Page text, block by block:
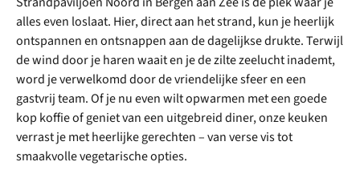
alles even loslaat. Hier, direct aan het strand, kun je heerlijk
ontspannen en ontsnappen aan de dagelijkse drukte. Terwijl
de wind door je haren waait en je de zilte zeelucht inademt,
word je verwelkomd door de vriendelijke sfeer en een
gastvrij team. Of je nu even wilt opwarmen met een goede
kop koffie of geniet van een uitgebreid diner, onze keuken
verrast je met heerlijke gerechten – van verse vis tot
smaakvolle vegetarische opties.